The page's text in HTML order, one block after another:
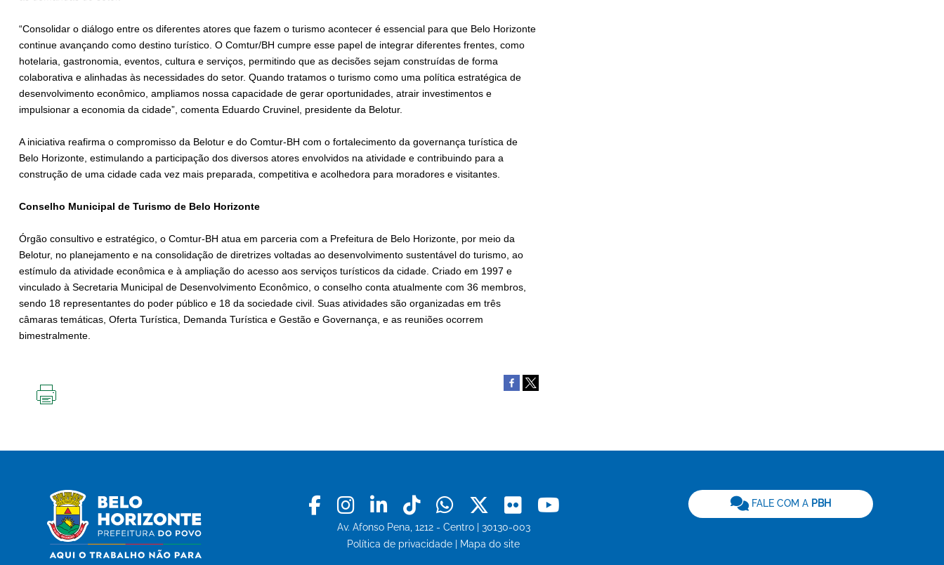
“Consolidar o diálogo entre os diferentes atores que fazem o turismo acontecer é essencial para que Belo Horizonte
continue avançando como destino turístico. O Comtur/BH cumpre esse papel de integrar diferentes frentes, como
hotelaria, gastronomia, eventos, cultura e serviços, permitindo que as decisões sejam construídas de forma
colaborativa e alinhadas às necessidades do setor. Quando tratamos o turismo como uma política estratégica de
desenvolvimento econômico, ampliamos nossa capacidade de gerar oportunidades, atrair investimentos e
impulsionar a economia da cidade”, comenta Eduardo Cruvinel, presidente da Belotur.
A iniciativa reafirma o compromisso da Belotur e do Comtur-BH com o fortalecimento da governança turística de
Belo Horizonte, estimulando a participação dos diversos atores envolvidos na atividade e contribuindo para a
construção de uma cidade cada vez mais preparada, competitiva e acolhedora para moradores e visitantes.
Conselho Municipal de Turismo de Belo Horizonte
Órgão consultivo e estratégico, o Comtur-BH atua em parceria com a Prefeitura de Belo Horizonte, por meio da
Belotur, no planejamento e na consolidação de diretrizes voltadas ao desenvolvimento sustentável do turismo, ao
estímulo da atividade econômica e à ampliação do acesso aos serviços turísticos da cidade. Criado em 1997 e
vinculado à Secretaria Municipal de Desenvolvimento Econômico, o conselho conta atualmente com 36 membros,
sendo 18 representantes do poder público e 18 da sociedade civil. Suas atividades são organizadas em três
câmaras temáticas, Oferta Turística, Demanda Turística e Gestão e Governança, e as reuniões ocorrem
bimestralmente.
Facebook
Instagram
LinkedinTiktokWhatsapp
X Flickr
Av. Afonso Pena, 1212 - Centro | 30130-003
Política de privacidade
Mapa do site
FALE COM A PBH